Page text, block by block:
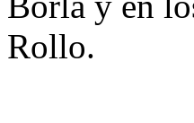
Rollo.